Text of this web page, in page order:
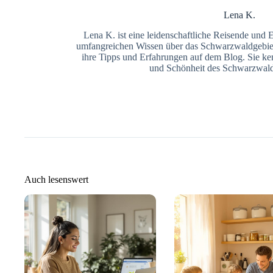
Lena K.
Lena K. ist eine leidenschaftliche Reisende und
umfangreichen Wissen über das
ihre Tipps und Erfahrungen auf dem Blog. Sie
und Schönheit des
Auch lesenswert